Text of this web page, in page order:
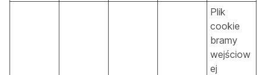
Plik
cookie
bramy
wejściow
ej